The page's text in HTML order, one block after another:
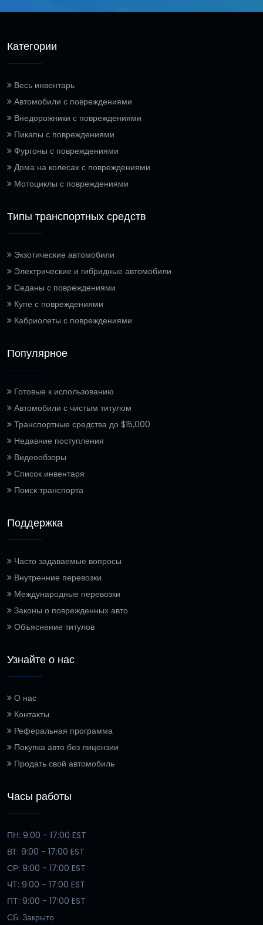
Категории
Весь инвентарь
Автомобили с повреждениями
Внедорожники с повреждениями
Пикапы с повреждениями
Фургоны с повреждениями
Дома на колесах с повреждениями
Мотоциклы с повреждениями
Типы транспортных средств
Экзотические автомобили
Электрические и гибридные автомобили
Седаны с повреждениями
Купе с повреждениями
Кабриолеты с повреждениями
Популярное
Готовые к использованию
Автомобили с чистым титулом
Транспортные средства до $15,000
Недавние поступления
Видеообзоры
Список инвентаря
Поиск транспорта
Поддержка
Часто задаваемые вопросы
Внутренние перевозки
Международные перевозки
Законы о поврежденных авто
Объяснение титулов
Узнайте о нас
О нас
Контакты
Реферальная программа
Покупка авто без лицензии
Продать свой автомобиль
Часы работы
ПН: 9:00 - 17:00 EST
ВТ: 9:00 - 17:00 EST
СР: 9:00 - 17:00 EST
ЧТ: 9:00 - 17:00 EST
ПТ: 9:00 - 17:00 EST
СБ: Закрыто